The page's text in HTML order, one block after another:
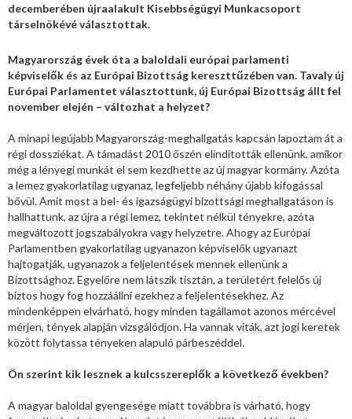
decemberében újraalakult Kisebbségügyi Munkacsoport
társelnökévé választottak.
Magyarország évek óta a baloldali európai parlamenti
képviselők és az Európai Bizottság kereszttűzében van. Tavaly új
Európai Parlamentet választottunk, új Európai Bizottság állt fel
november elején – változhat a helyzet?
A minapi legújabb Magyarország-meghallgatás kapcsán lapoztam át a
régi dossziékat. A támadást 2010 őszén elindították ellenünk, amikor
még a lényegi munkát el sem kezdhette az új magyar kormány. Azóta
a lemez gyakorlatilag ugyanaz, legfeljebb néhány újabb kifogással
bővül. Amit most a bel- és igazságügyi bizottsági meghallgatáson is
hallhattunk, az újra a régi lemez, tekintet nélkül tényekre, azóta
megváltozott jogszabályokra vagy helyzetre. Ahogy az Európai
Parlamentben gyakorlatilag ugyanazon képviselők ugyanazt
hajtogatják, ugyanazok a feljelentések mennek ellenünk a
Bizottsághoz. Egyelőre nem látszik tisztán, a területért felelős új
biztos hogy fog hozzáállni ezekhez a feljelentésekhez. Az
mindenképpen elvárható, hogy minden tagállamot azonos mércével
mérjen, tények alapján vizsgálódjon. Ha vannak viták, azt jogi keretek
között folytassa tényeken alapuló párbeszéddel.
Ön szerint kik lesznek a kulcsszereplők a következő években?
A magyar baloldal gyengesége miatt továbbra is várható, hogy